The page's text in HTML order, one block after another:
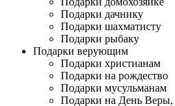
Подарки дачнику
Подарки шахматисту
Подарки рыбаку
Подарки верующим
Подарки христианам
Подарки на рождество
Подарки мусульманам
Подарки на День